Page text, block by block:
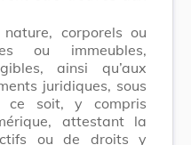
corporels ou
ou immeubles,
ainsi qu’aux
juridiques, sous
ce soit, y compris
attestant la
ou de droits y